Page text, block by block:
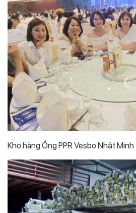
Kho hàng Ống PPR Vesbo Nhật Minh